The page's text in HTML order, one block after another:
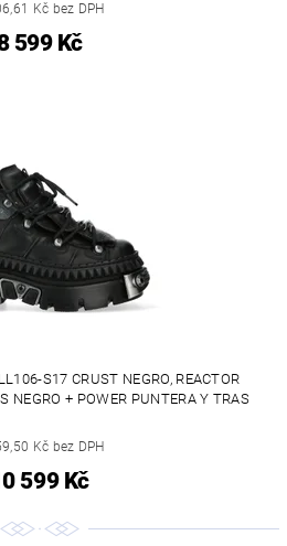
Kč bez DPH
599 Kč
S17 CRUST NEGRO, REACTOR
NEGRO + POWER PUNTERA Y TRAS
Kč bez DPH
599 Kč